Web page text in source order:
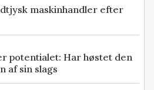
maskinhandler efter
potentialet: Har høstet den
af sin slags